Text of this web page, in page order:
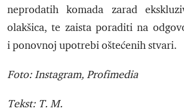
neprodatih komada zarad
olakšica, te zaista poraditi na
i ponovnoj upotrebi oštećenih stvari.
Foto: Instagram, Profimedia
Tekst: T. M.